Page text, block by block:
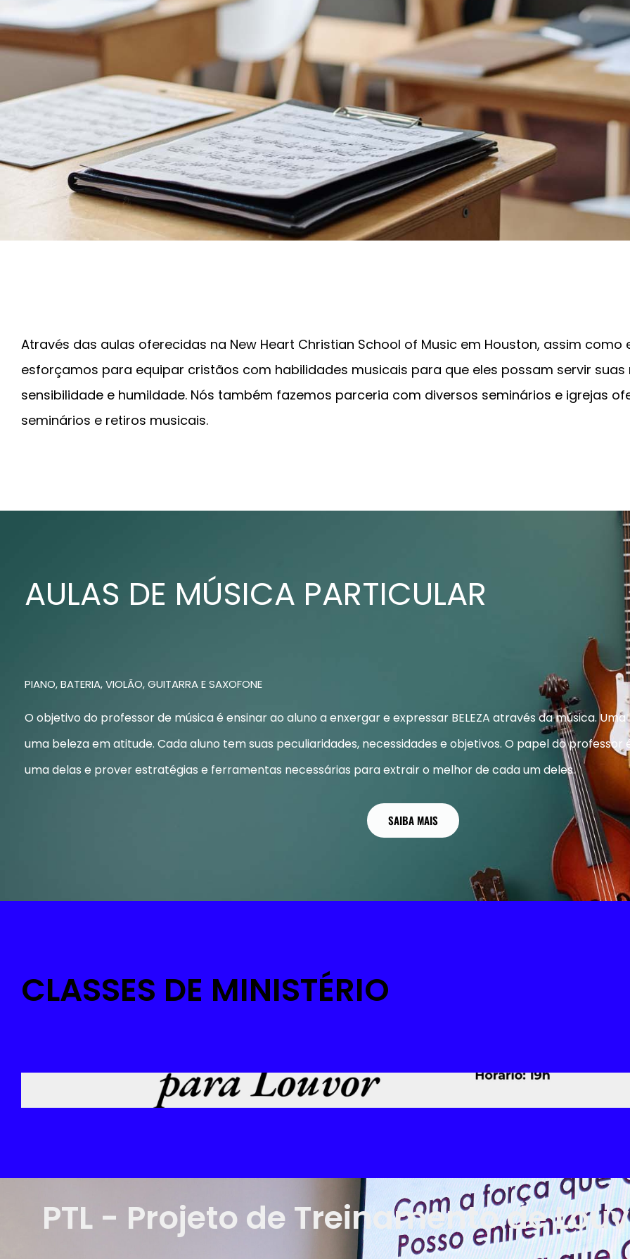
Através das aulas oferecidas na New Heart Christian School of Music em Houston, assim como
esforçamos para equipar cristãos com habilidades musicais para que eles possam servir
sensibilidade e humildade. Nós também fazemos parceria com diversos seminários e igrejas
seminários e retiros musicais.
AULAS DE MÚSICA PARTICULAR
PIANO, BATERIA, VIOLÃO, GUITARRA E SAXOFONE
O objetivo do professor de música é ensinar ao aluno a enxergar e expressar BELEZA através da música.
uma beleza em atitude. Cada aluno tem suas peculiaridades, necessidades e objetivos. O papel do
uma delas e prover estratégias e ferramentas necessárias para extrair o melhor de cada um deles.
SAIBA MAIS
CLASSES DE MINISTÉRIO
Leia Mais
PTL - Projeto de Treinamento de